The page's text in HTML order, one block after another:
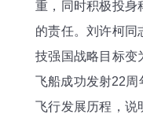
重，同时积极投身
的责任。刘许柯同
技强国战略目标变
飞船成功发射22周
飞行发展历程，说